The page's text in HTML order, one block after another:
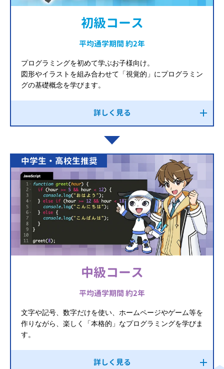
初級コース
平均通学期間 約2年
プログラミングを初めて学ぶお子様向け。
図形やイラストを組み合わせて「視覚的」にプログラミン
グの基礎概念を学びます。
詳しく見る
中学生・高校生推奨
中級コース
平均通学期間 約2年
文字や記号、数字だけを使い、ホームページやゲーム等を
作りながら、楽しく「本格的」なプログラミングを学びま
す。
詳しく見る